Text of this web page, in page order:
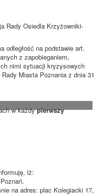
Rady Osiedla Krzyżowniki-
odległość na podstawie art.
z zapobieganiem,
nimi sytuacji kryzysowych
Miasta Poznania z dnia 31
w każdypierwszy
iż:
na adres: plac Kolegiacki 17,